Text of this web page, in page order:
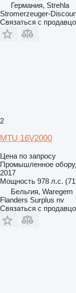
Германия, Strehla
Stromerzeuger-
Связаться с
2
MTU 16V2000
Цена по запросу
Промышленное
2017
Мощность 978 л.с.
Бельгия, Waregem
Flanders Surplus nv
Связаться с